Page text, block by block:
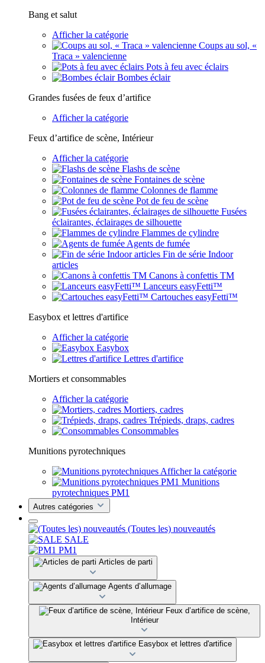
Bang et salut
Afficher la catégorie
Coups au sol, «
Traca » valencienne
Pots à feu avec éclairs
Bombes éclair
Grandes fusées de feux d’artifice
Afficher la catégorie
Feux d’artifice de scène, Intérieur
Afficher la catégorie
Flashs de scène
Fontaines de scène
Colonnes de flamme
Pot de feu de scène
Fusées
éclairantes, éclairages de silhouette
Flammes de cylindre
Agents de fumée
Fin de série Indoor
articles
Canons à confettis TM
Lanceurs easyFetti™
Cartouches easyFetti™
Easybox et lettres d'artifice
Afficher la catégorie
Easybox
Lettres d'artifice
Mortiers et consommables
Afficher la catégorie
Mortiers, cadres
Trépieds, draps, cadres
Consommables
Munitions pyrotechniques
Afficher la catégorie
Munitions
pyrotechniques PM1
Autres catégories
(Toutes les) nouveautés
SALE
PM1
Articles de parti
Agents d’allumage
Feux d’artifice de scène,
Intérieur
Easybox et lettres d'artifice